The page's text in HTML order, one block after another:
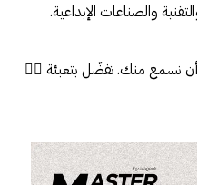
والصناعات الإبداعية.
نسمع منك. تفضّل بتعبئة 👈🏼